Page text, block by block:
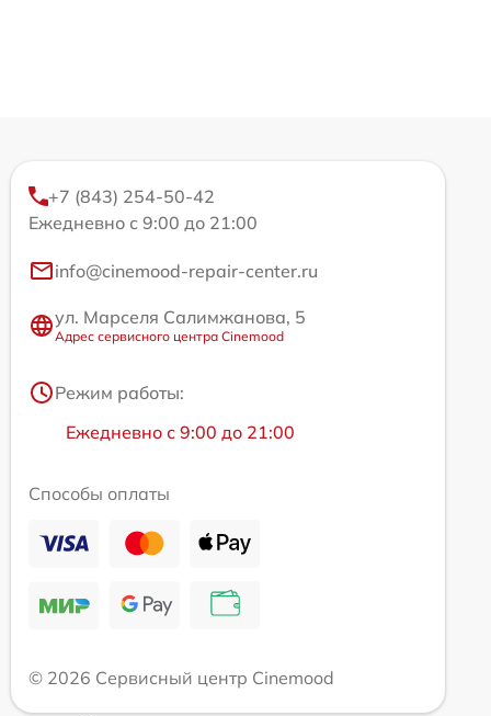
+7 (843) 254-50-42
Ежедневно с 9:00 до 21:00
info@cinemood-repair-center.ru
ул. Марселя Салимжанова, 5
Адрес сервисного центра Cinemood
Режим работы:
Ежедневно с 9:00 до 21:00
Способы оплаты
© 2026 Сервисный центр Cinemood